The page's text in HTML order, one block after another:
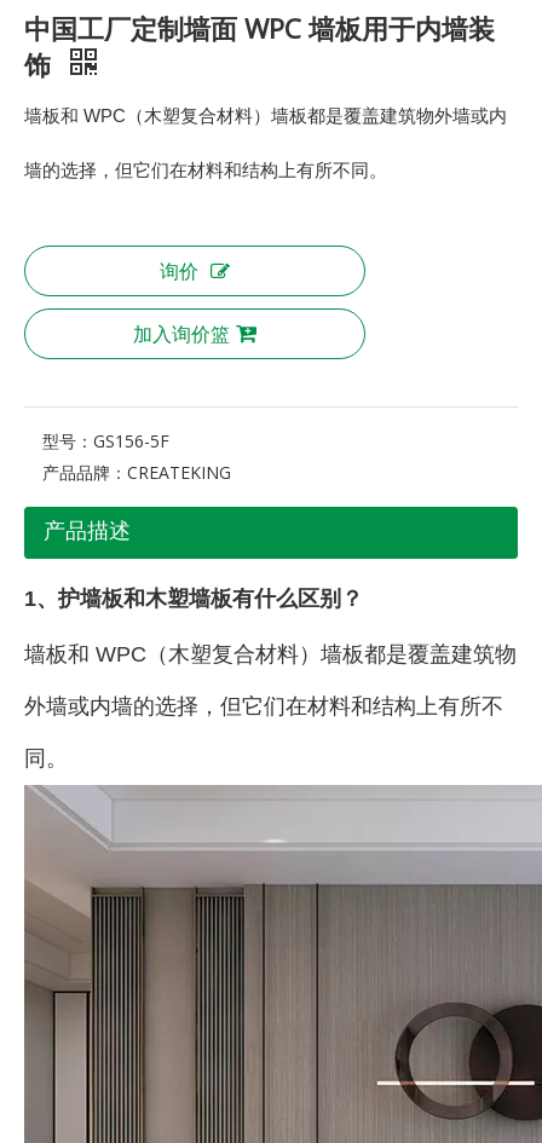
中国工厂定制墙面 WPC 墙板用于内墙装
饰
墙板和 WPC（木塑复合材料）墙板都是覆盖建筑物外墙或内
墙的选择，但它们在材料和结构上有所不同。
询价
加入询价篮
型号： GS156-5F
产品品牌： CREATEKING
产品描述
1、护墙板和木塑墙板有什么区别？
墙板和 WPC（木塑复合材料）墙板都是覆盖建筑物
外墙或内墙的选择，但它们在材料和结构上有所不
同。